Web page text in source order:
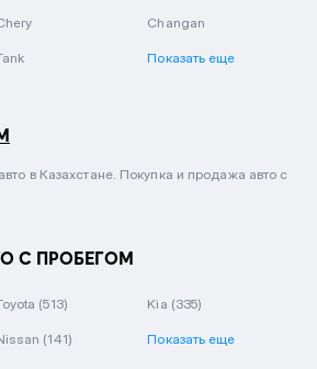
Changan
Показать еще
в Казахстане. Покупка и продажа авто с
С ПРОБЕГОМ
(513) Kia (335)
(141) Показать еще